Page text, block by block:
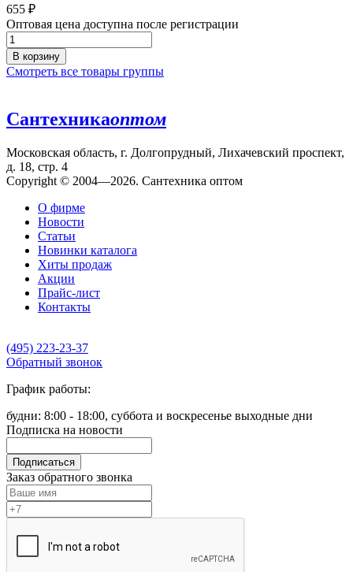
655 ₽
Оптовая цена доступна после регистрации
В корзину
Смотреть все товары группы
Сантехникаоптом
Московская область, г. Долгопрудный, Лихачевский проспект,
д. 18, стр. 4
Copyright © 2004—2026. Сантехника оптом
О фирме
Новости
Статьи
Новинки каталога
Хиты продаж
Акции
Прайс-лист
Контакты
(495) 223-23-37
Обратный звонок
График работы:
будни: 8:00 - 18:00, суббота и воскресенье выходные дни
Подписка на новости
Подписаться
Заказ обратного звонка